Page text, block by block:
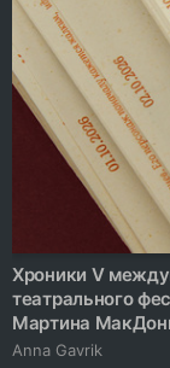
Хроники V
театрального
Мартина
Anna Gavrik